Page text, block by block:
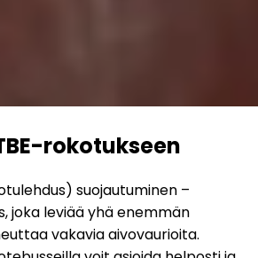
rokotukseen
suojautuminen –
joka leviää yhä enemmän
vakavia aivovaurioita.